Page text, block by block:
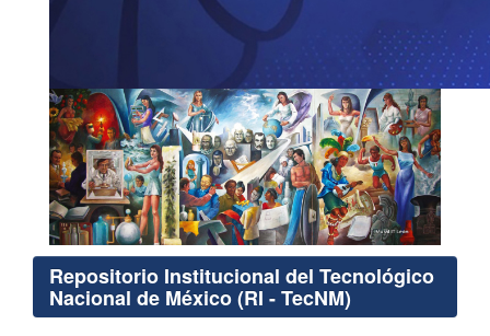
Repositorio Institucional del Tecnológico
Nacional de México (RI - TecNM)